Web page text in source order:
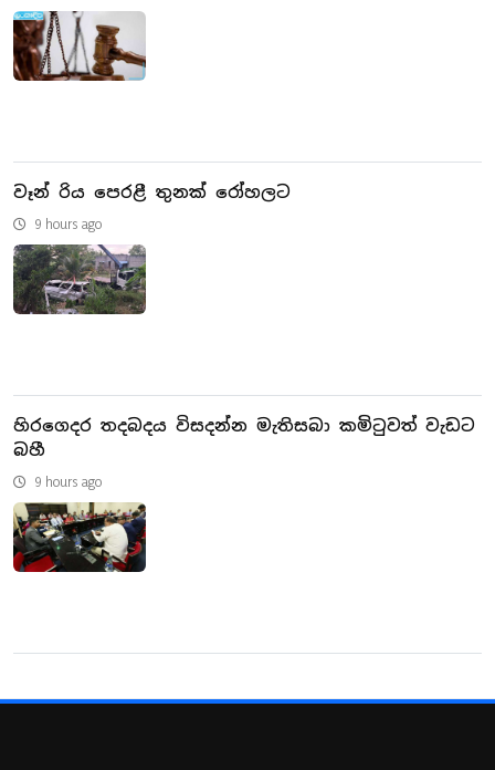
වෑන් රිය පෙරළී තුනක් රෝහලට
9 hours ago
හිරගෙදර තදබදය විසදන්න මැතිසබා කමිටුවත් වැඩට
බහී
9 hours ago